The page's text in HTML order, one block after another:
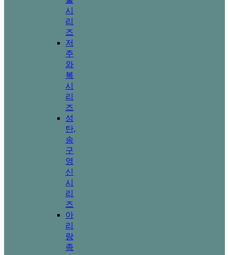
시
리
즈
저
주
와
복
시
리
즈
성
탄,
송
구
영
신
시
리
즈
아
리
랑
족